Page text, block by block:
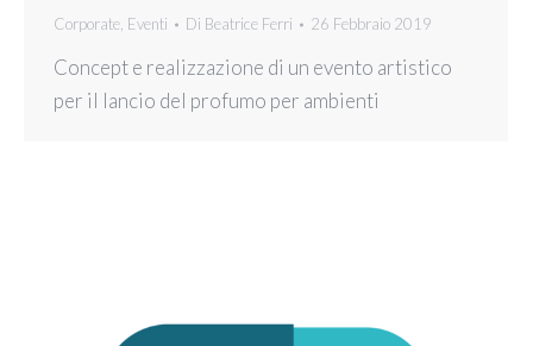
Corporate Eventi Di Beatrice Ferri 26 Febbraio 2019
Concept e realizzazione di un evento artistico
per il lancio del profumo per ambienti